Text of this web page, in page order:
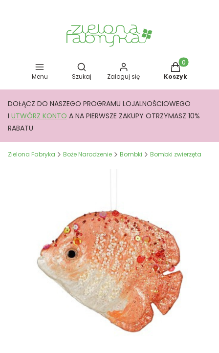
Menu
Otwórz wyszukiwarkę
Szukaj Zaloguj się
Produkty w
Koszyk
DOŁĄCZ DO NASZEGO PROGRAMU LOJALNOŚCIOWEGO
I UTWÓRZ KONTO A NA PIERWSZE ZAKUPY OTRZYMASZ 10%
RABATU
Zielona Fabryka Boże Narodzenie Bombki Bombki zwierzęta